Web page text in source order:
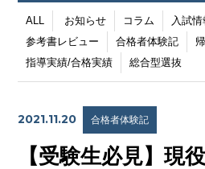
ALL お知らせ コラム 入試情
参考書レビュー
合格者体験記
指導実績/合格実績
総合型選抜
2021.11.20 合格者体験記
【受験生必見】現